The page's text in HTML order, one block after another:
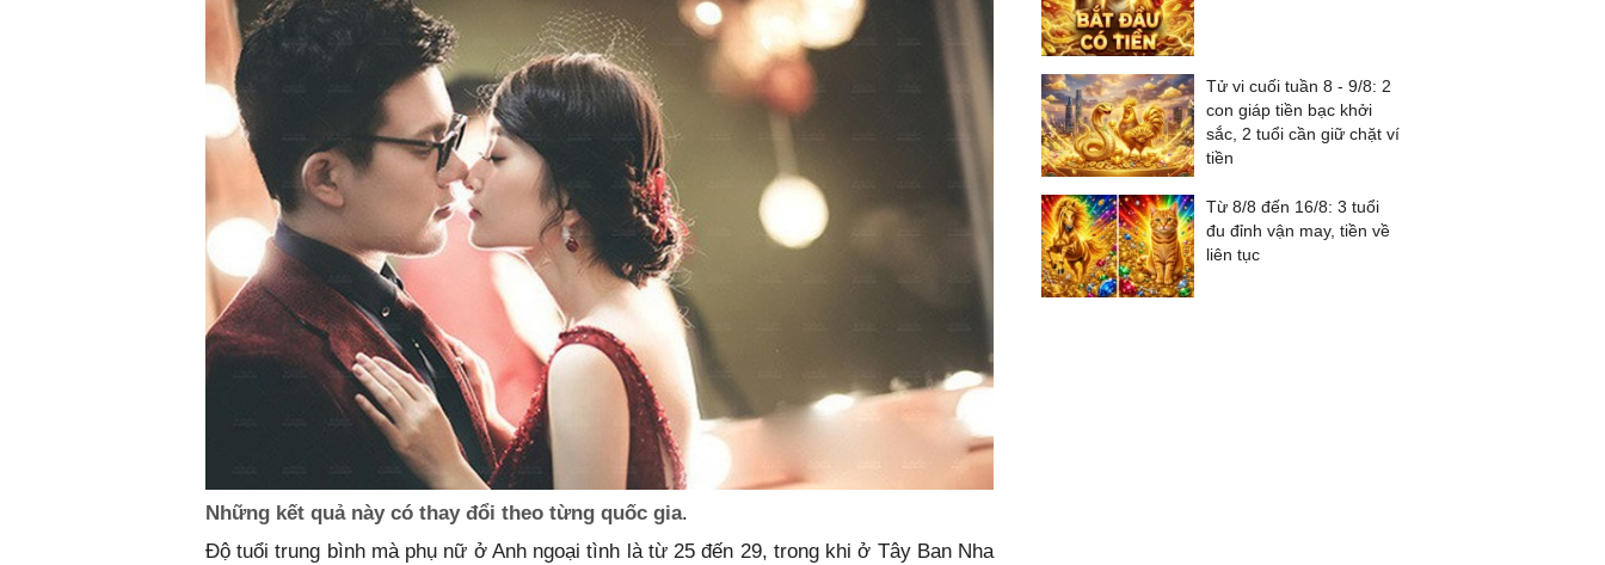
Những kết quả này có thay đổi theo từng quốc gia.
Độ tuổi trung bình mà phụ nữ ở Anh ngoại tình là từ 25 đến 29, trong khi ở Tây Ban Nha
Tử vi cuối tuần 8 - 9/8: 2
con giáp tiền bạc khởi
sắc, 2 tuổi cần giữ chặt ví
tiền
Từ 8/8 đến 16/8: 3 tuổi
đu đỉnh vận may, tiền về
liên tục